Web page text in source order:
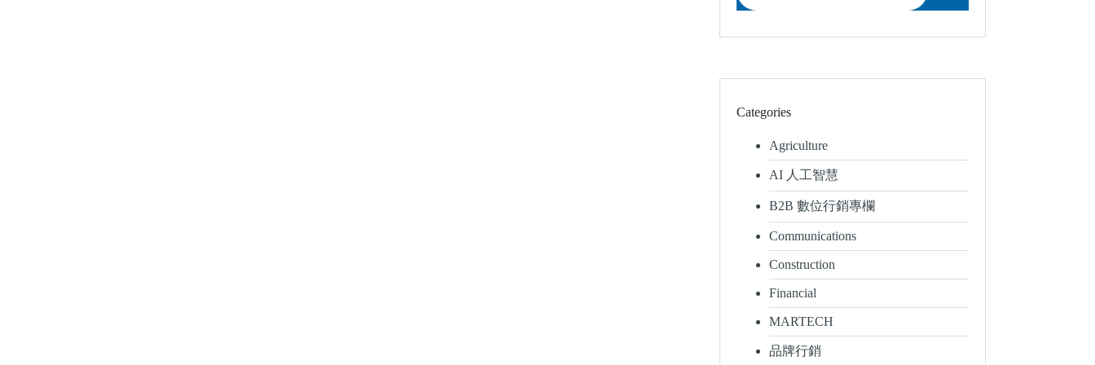
Categories
Agriculture
AI 人工智慧
B2B 數位行銷專欄
Communications
Construction
Financial
MARTECH
品牌行銷